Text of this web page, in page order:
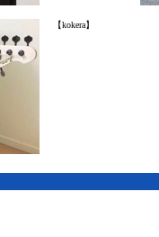
【kokera】